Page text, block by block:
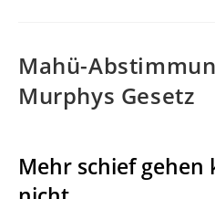
Mahü-
Murphys Gesetz
Mehr schief